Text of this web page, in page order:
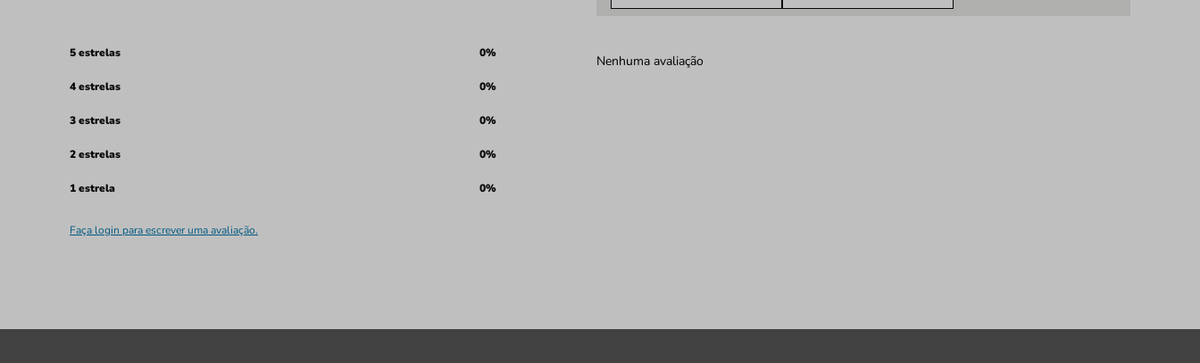
5 estrelas 0%
4 estrelas 0%
3 estrelas 0%
2 estrelas 0%
1 estrela 0%
Faça login para escrever uma avaliação.
Nenhuma avaliação